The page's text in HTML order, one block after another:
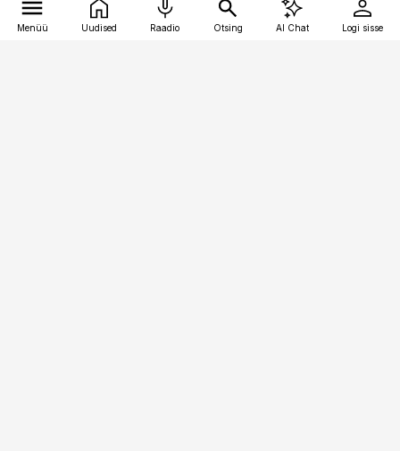
Menüü Uudised Raadio Otsing AI Chat Logi sisse